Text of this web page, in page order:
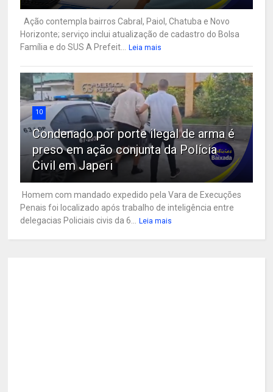
Ação contempla bairros Cabral, Paiol, Chatuba e Novo
Horizonte; serviço inclui atualização de cadastro do Bolsa
Família e do SUS A Prefeit...
Leia mais
10
Condenado por porte ilegal de arma é
preso em ação conjunta da Polícia
Civil em Japeri
Homem com mandado expedido pela Vara de Execuções
Penais foi localizado após trabalho de inteligência entre
delegacias Policiais civis da 6...
Leia mais